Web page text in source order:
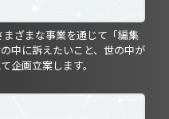
ざまな事業を通じて「編集
中に訴えたいこと、世の中が
企画立案します。